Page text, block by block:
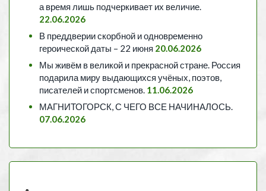
а время лишь подчеркивает их величие.
22.06.2026
В преддверии скорбной и одновременно
героической даты – 22 июня 20.06.2026
Мы живём в великой и прекрасной стране. Россия
подарила миру выдающихся учёных, поэтов,
писателей и спортсменов. 11.06.2026
МАГНИТОГОРСК, С ЧЕГО ВСЕ НАЧИНАЛОСЬ.
07.06.2026